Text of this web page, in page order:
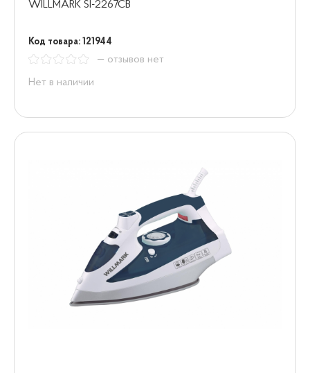
WILLMARK SI-2267CB
Код товара: 121944
— отзывов нет
Нет в наличии